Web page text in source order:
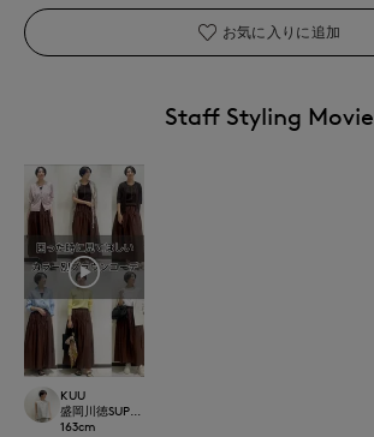
お気に入りに追加
Staff Styling Movie
KUU
盛岡川徳SUPERIOR CLOSET
163cm